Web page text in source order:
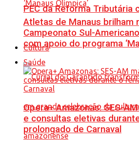
PEC da Reforma Tributária
Cultura
Atletas de Manaus brilham
Campeonato Sul-
com apoio do programa
Saúde
Opera+ Amazonas: SES-
e consultas eletivas
prolongado de Carnaval